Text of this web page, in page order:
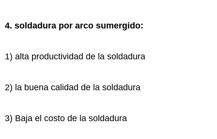
4. soldadura por arco sumergido:
1) alta productividad de la soldadura
2) la buena calidad de la soldadura
3) Baja el costo de la soldadura